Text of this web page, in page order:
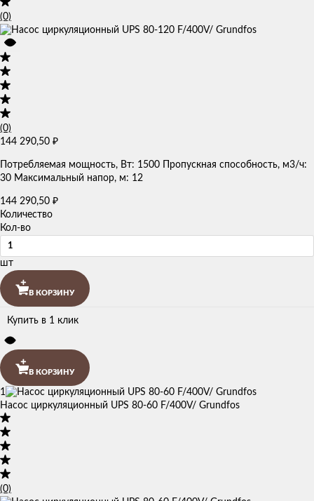
(0)
(0)
144 290,50 ₽
Потребляемая мощность, Вт: 1500 Пропускная способность, м3/ч:
30 Максимальный напор, м: 12
144 290,50 ₽
Количество
Кол-во
шт
В КОРЗИНУ
Купить в 1 клик
В КОРЗИНУ
1
Насос циркуляционный UPS 80-60 F/400V/ Grundfos
(0)